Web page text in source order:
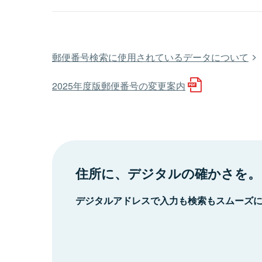
郵便番号検索に使用されているデータについて
2025年度版郵便番号の変更案内
住所に、デジタルの確かさを。
デジタルアドレスで入力も検索もスムーズ